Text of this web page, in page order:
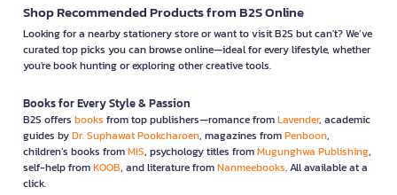
Shop Recommended Products from B2S Online
Looking for a nearby stationery store or want to visit B2S but can't? We’ve
curated top picks you can browse online—ideal for every lifestyle, whether
you're book hunting or exploring other creative tools.
Books for Every Style & Passion
B2S offers books from top publishers—romance fromLavender, academic
guides byDr. Suphawat Pookcharoen, magazines fromPenboon,
children’s books fromMIS, psychology titles fromMugunghwa Publishing,
self-help fromKOOB, and literature fromNanmeebooks. All available at a
click.